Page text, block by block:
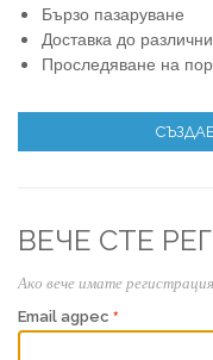
Бързо пазаруване
Доставка до
Проследяване на
ВЕЧЕ СТЕ
Ако вече имате
Email адрес